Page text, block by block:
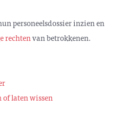
personeelsdossier inzien en
rechtenvan betrokkenen.
of laten wissen